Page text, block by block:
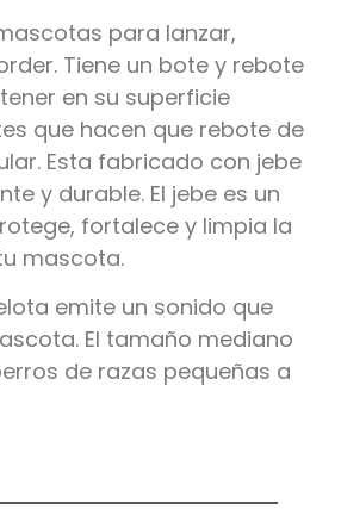
para lanzar,
Tiene un bote y rebote
en su superficie
que hacen que rebote de
Esta fabricado con jebe
y durable. El jebe es un
fortalece y limpia la
mascota.
emite un sonido que
El tamaño mediano
de razas pequeñas a